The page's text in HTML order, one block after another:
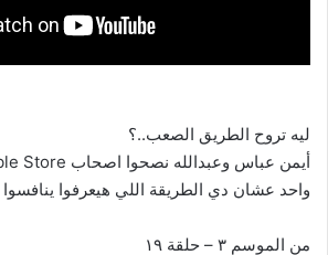
ليه تروح الطريق الصعب..؟
واحد عشان دي الطريقة اللي هيعرفوا ينافسوا
من الموسم ٣ – حلقة ١٩